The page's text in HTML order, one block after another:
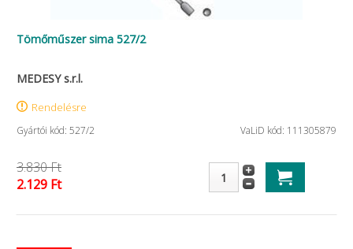
Tömőműszer sima 527/2
MEDESY s.r.l.
Rendelésre
Gyártói kód: 527/2 VaLiD kód: 111305879
3.830 Ft
2.129 Ft